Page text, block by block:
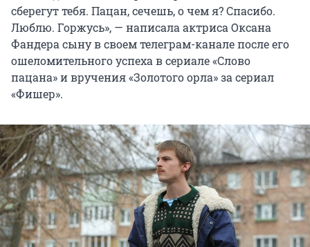
сберегут тебя. Пацан, сечешь, о чем я? Спасибо.
Люблю. Горжусь», — написала актриса Оксана
Фандера сыну в своем телеграм-канале после его
ошеломительного успеха в сериале «Слово
пацана» и вручения «Золотого орла» за сериал
«Фишер».